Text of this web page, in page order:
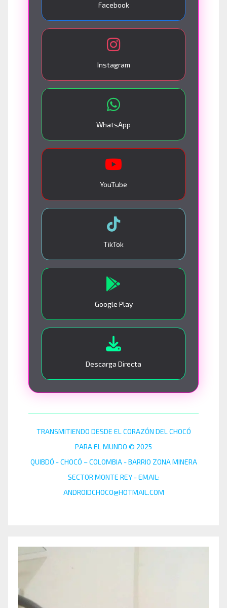
Facebook
Instagram
WhatsApp
YouTube
TikTok
Google Play
Descarga Directa
TRANSMITIENDO DESDE EL CORAZÓN DEL CHOCÓ
PARA EL MUNDO © 2025
QUIBDÓ - CHOCÓ – COLOMBIA - BARRIO ZONA MINERA
SECTOR MONTE REY - EMAIL:
ANDROIDCHOCO@HOTMAIL.COM